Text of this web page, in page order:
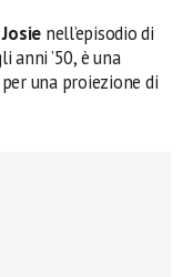
Josie nell’episodio di
’50, è una
una proiezione di